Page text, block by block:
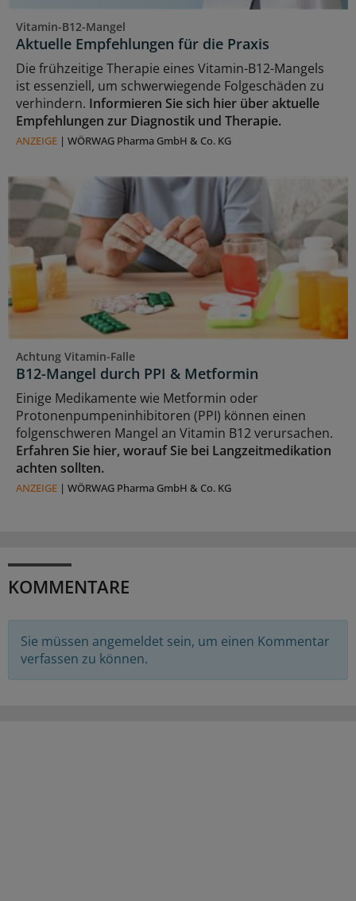
Vitamin-B12-Mangel
Aktuelle Empfehlungen für die Praxis
Die frühzeitige Therapie eines Vitamin-B12-Mangels
ist essenziell, um schwerwiegende Folgeschäden zu
verhindern. Informieren Sie sich hier über aktuelle
Empfehlungen zur Diagnostik und Therapie.
ANZEIGE | WÖRWAG Pharma GmbH & Co. KG
Achtung Vitamin-Falle
B12-Mangel durch PPI & Metformin
Einige Medikamente wie Metformin oder
Protonenpumpeninhibitoren (PPI) können einen
folgenschweren Mangel an Vitamin B12 verursachen.
Erfahren Sie hier, worauf Sie bei Langzeitmedikation
achten sollten.
ANZEIGE | WÖRWAG Pharma GmbH & Co. KG
KOMMENTARE
Sie müssen angemeldet sein, um einen Kommentar
verfassen zu können.